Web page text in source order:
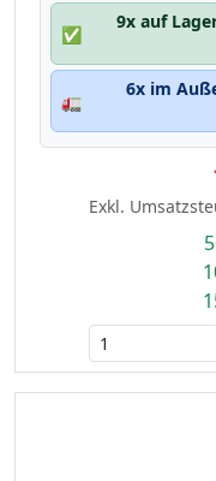
✅
9x auf
🚛
6x im
Exkl.